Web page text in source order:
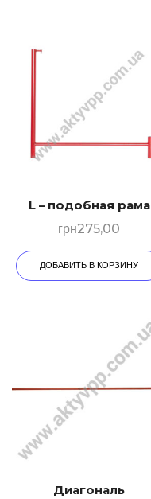
L – подобная рама
грн275,00
ДОБАВИТЬ В КОРЗИНУ
Диагональ